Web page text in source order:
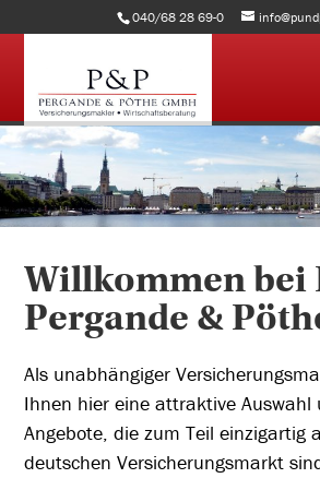
040/68 28 69-0
Willkommen bei
Pergande &
Als unabhängiger
Ihnen hier eine attraktive Auswahl
Angebote, die zum Teil einzigartig
deutschen Versicherungsmarkt